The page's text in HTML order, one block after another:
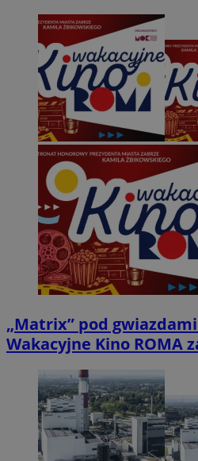
„Matrix” pod
Wakacyjne Kino ROMA